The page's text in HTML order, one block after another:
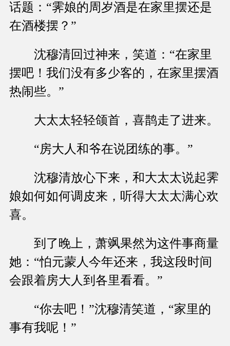
话题：“霁娘的周岁酒是在家里摆还是
在酒楼摆？”
沈穆清回过神来，笑道：“在家里
摆吧！我们没有多少客的，在家里摆酒
热闹些。”
大太太轻轻颌首，喜鹊走了进来。
“房大人和爷在说团练的事。”
沈穆清放心下来，和大太太说起霁
娘如何如何调皮来，听得大太太满心欢
喜。
到了晚上，萧飒果然为这件事商量
她：“怕元蒙人今年还来，我这段时间
会跟着房大人到各里看看。”
“你去吧！”沈穆清笑道，“家里的
事有我呢！”